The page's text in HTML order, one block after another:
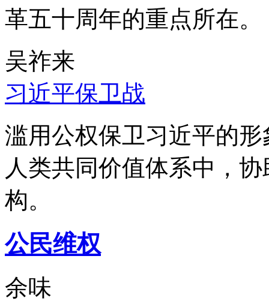
革五十周年的重点所在。
吴祚来
习近平保卫战
滥用公权保卫习近平的
人类共同价值体系中，
构。
公民维权
余味